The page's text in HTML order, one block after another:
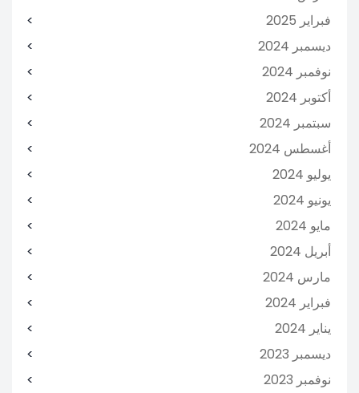
فبراير 2025
ديسمبر 2024
نوفمبر 2024
أكتوبر 2024
سبتمبر 2024
أغسطس 2024
يوليو 2024
يونيو 2024
مايو 2024
أبريل 2024
مارس 2024
فبراير 2024
يناير 2024
ديسمبر 2023
نوفمبر 2023